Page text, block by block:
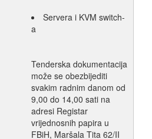
Servera i KVM switch-
a
Tenderska dokumentacija
može se obezbijediti
svakim radnim danom od
9,00 do 14,00 sati na
adresi Registar
vrijednosnih papira u
FBiH, Maršala Tita 62/II